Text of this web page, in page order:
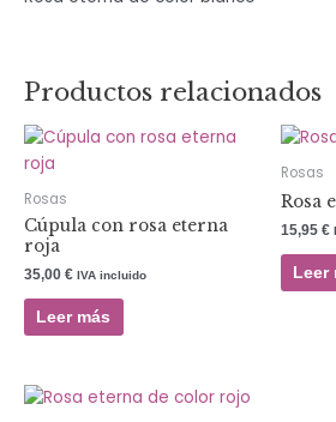
Productos relacionados
Rosas
Cúpula con rosa eterna
roja
35,00 € IVA incluido
Leer más
Rosas
Rosa
15,95 €
Leer